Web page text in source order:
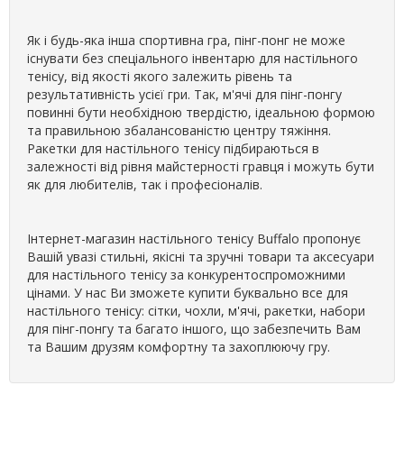
Як і будь-яка інша спортивна гра, пінг-понг не може
існувати без спеціального інвентарю для настільного
тенісу, від якості якого залежить рівень та
результативність усієї гри. Так, м'ячі для пінг-понгу
повинні бути необхідною твердістю, ідеальною формою
та правильною збалансованістю центру тяжіння.
Ракетки для настільного тенісу підбираються в
залежності від рівня майстерності гравця і можуть бути
як для любителів, так і професіоналів.
Інтернет-магазин настільного тенісу Buffalo пропонує
Вашій увазі стильні, якісні та зручні товари та аксесуари
для настільного тенісу за конкурентоспроможними
цінами. У нас Ви зможете купити буквально все для
настільного тенісу: сітки, чохли, м'ячі, ракетки, набори
для пінг-понгу та багато іншого, що забезпечить Вам
та Вашим друзям комфортну та захоплюючу гру.